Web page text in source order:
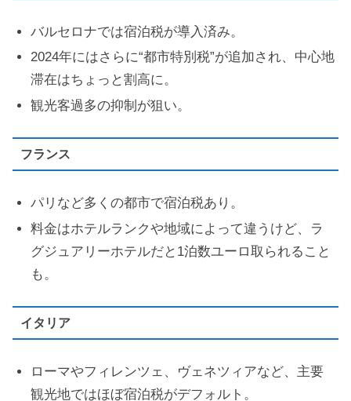
バルセロナでは宿泊税が導入済み。
2024年にはさらに“都市特別税”が追加され、中心地
滞在はちょっと割高に。
観光客過多の抑制が狙い。
フランス
パリなど多くの都市で宿泊税あり。
料金はホテルランクや地域によって違うけど、ラ
グジュアリーホテルだと1泊数ユーロ取られること
も。
イタリア
ローマやフィレンツェ、ヴェネツィアなど、主要
観光地ではほぼ宿泊税がデフォルト。